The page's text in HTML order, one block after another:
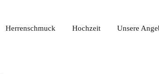
Herrenschmuck Hochzeit Unsere